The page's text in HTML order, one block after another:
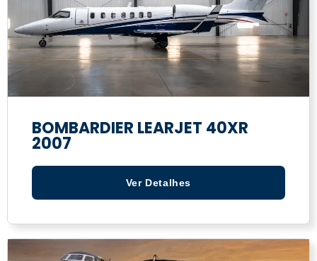
BOMBARDIER LEARJET 40XR
2007
Ver Detalhes